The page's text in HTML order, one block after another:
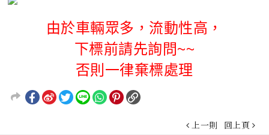
由於車輛眾多，流動性高，
下標前請先詢問~~
否則一律棄標處理
上一則 回上頁